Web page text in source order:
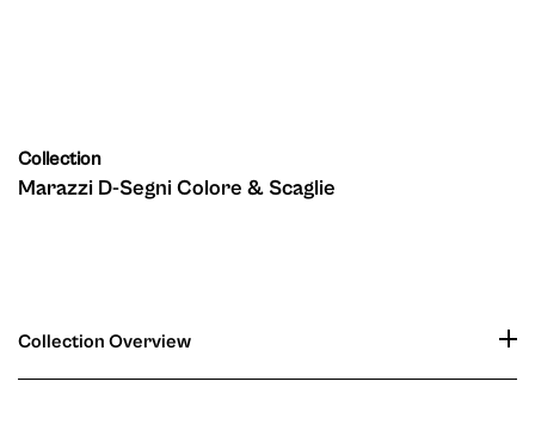
Collection
Marazzi D-Segni Colore & Scaglie
Collection Overview